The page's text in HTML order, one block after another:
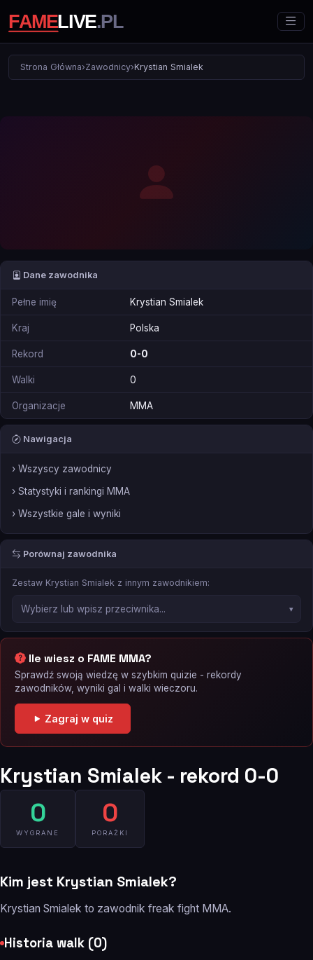
Strona Główna›Zawodnicy›Krystian Smialek
Dane zawodnika
Pełne imię Krystian Smialek
Kraj Polska
Rekord 0-0
Walki 0
Organizacje MMA
Nawigacja
› Wszyscy zawodnicy
› Statystyki i rankingi MMA
› Wszystkie gale i wyniki
Porównaj zawodnika
Zestaw Krystian Smialek z innym zawodnikiem:
Ile wiesz o FAME MMA?
Sprawdź swoją wiedzę w szybkim quizie - rekordy
zawodników, wyniki gal i walki wieczoru.
Zagraj w quiz
Krystian Smialek - rekord 0-0
0
WYGRANE
0
PORAŻKI
Kim jest Krystian Smialek?
Krystian Smialek to zawodnik freak fight MMA.
Historia walk (0)